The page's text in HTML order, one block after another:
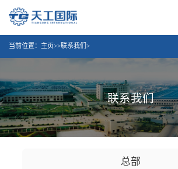
当前位置： 主页>>联系我们>
联系我们
总部